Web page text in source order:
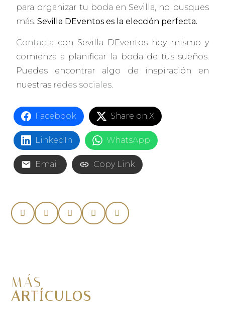
para organizar tu boda en Sevilla, no busques
más.Sevilla DEventos es la elección perfecta.
Contacta con Sevilla DEventos hoy mismo y
comienza a planificar la boda de tus sueños.
Puedes encontrar algo de inspiración en
nuestras redes sociales.
Facebook Share on X
LinkedIn WhatsApp
Email Copy Link
MÁS
ARTÍCULOS